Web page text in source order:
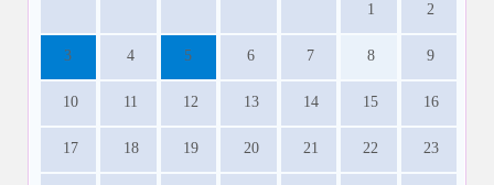
1 2
3 4 5 6 7 8 9
10 11 12 13 14 15 16
17 18 19 20 21 22 23